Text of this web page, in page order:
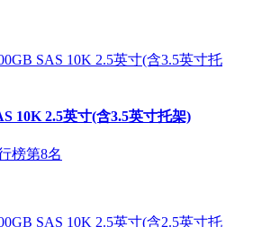
10K 2.5英寸(含3.5英寸托架)
榜第8名